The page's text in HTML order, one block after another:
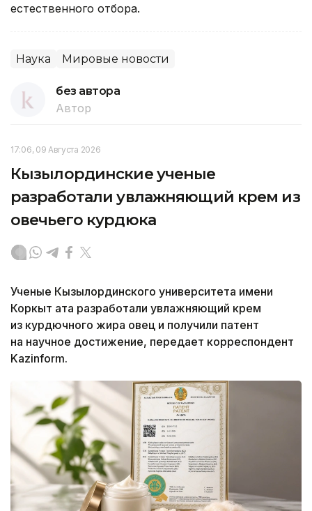
естественного отбора.
Наука Мировые новости
без автора
Автор
17:06, 09 Августа 2026
Кызылординские ученые
разработали увлажняющий крем из
овечьего курдюка
Ученые Кызылординского университета имени
Коркыт ата разработали увлажняющий крем
из курдючного жира овец и получили патент
на научное достижение, передает корреспондент
Kazinform.